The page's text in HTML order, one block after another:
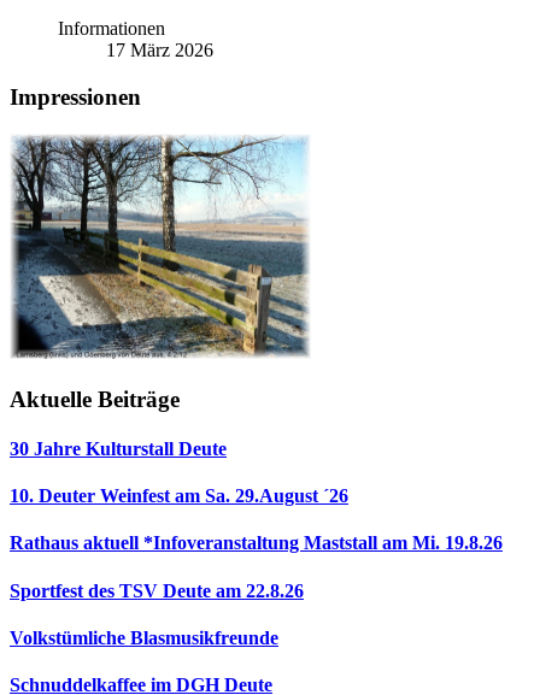
Informationen
17 März 2026
Impressionen
Aktuelle Beiträge
30 Jahre Kulturstall Deute
10. Deuter Weinfest am Sa. 29.August ´26
Rathaus aktuell *Infoveranstaltung Maststall am Mi. 19.8.26
Sportfest des TSV Deute am 22.8.26
Volkstümliche Blasmusikfreunde
Schnuddelkaffee im DGH Deute